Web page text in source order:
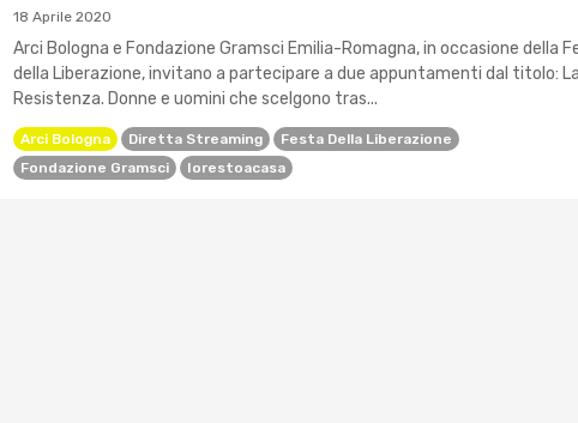
18 Aprile 2020
Arci Bologna e Fondazione Gramsci Emilia-Romagna, in occasione della
della Liberazione, invitano a partecipare a due appuntamenti dal titolo: La
Resistenza. Donne e uomini che scelgono tras...
Arci Bologna Diretta Streaming
Festa Della Liberazione
Fondazione Gramsci
Iorestoacasa